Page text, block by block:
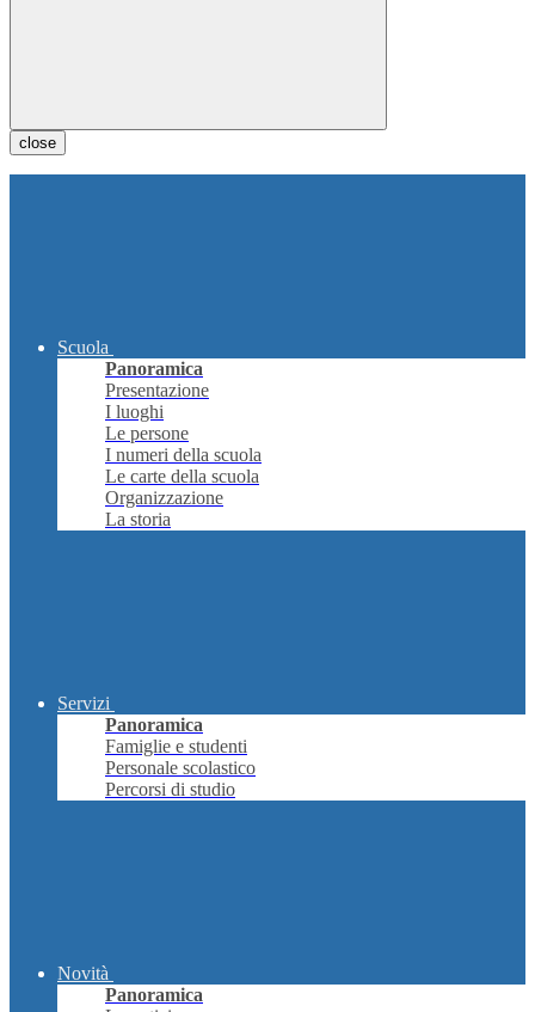
close
Scuola
Panoramica
Presentazione
I luoghi
Le persone
I numeri della scuola
Le carte della scuola
Organizzazione
La storia
Servizi
Panoramica
Famiglie e studenti
Personale scolastico
Percorsi di studio
Novità
Panoramica